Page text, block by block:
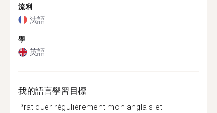
流利
法語
學
英語
我的語言學習目標
Pratiquer régulièrement mon anglais et